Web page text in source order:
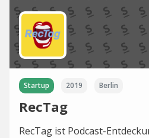
Startup 2019 Berlin
RecTag
RecTag ist Podcast-